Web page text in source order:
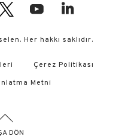
Her hakkı saklıdır.
Çerez Politikası
Metni
DÖN